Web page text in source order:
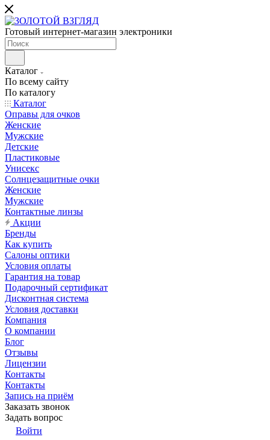
Готовый интернет-магазин электроники
Каталог
По всему сайту
По каталогу
Каталог
Оправы для очков
Женские
Мужские
Детские
Пластиковые
Унисекс
Солнцезащитные очки
Женские
Мужские
Контактные линзы
Акции
Бренды
Как купить
Салоны оптики
Условия оплаты
Гарантия на товар
Подарочный сертификат
Дисконтная система
Условия доставки
Компания
О компании
Блог
Отзывы
Лицензии
Контакты
Контакты
Запись на приём
Заказать звонок
Задать вопрос
Войти